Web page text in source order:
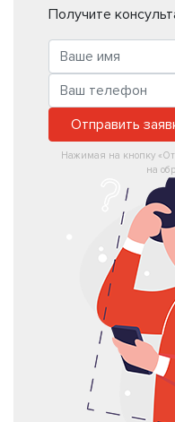
Получите
Отправить
Нажимая на кнопку
на